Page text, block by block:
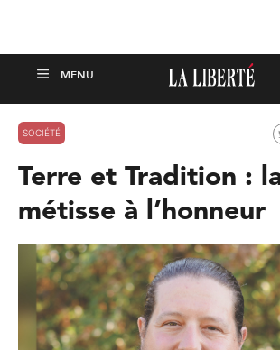
SOCIÉTÉ
Terre et Tradition :
métisse à l’honneur